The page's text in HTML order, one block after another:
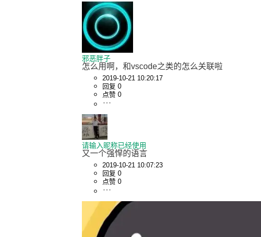
邪恶胖子
怎么用啊，和vscode之类的怎么关联啦
2019-10-21 10:20:17
回复 0
点赞 0
请输入昵称已经使用
又一个强悍的语言
2019-10-21 10:07:23
回复 0
点赞 0